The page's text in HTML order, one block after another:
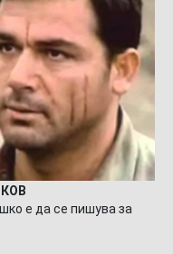
е да се пишува за